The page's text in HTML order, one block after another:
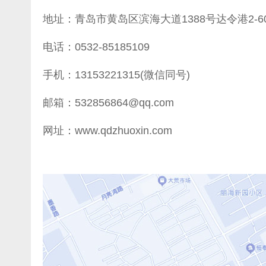
地址：青岛市黄岛区滨海大道1388号达令港2-
电话：0532-85185109
手机：13153221315(微信同号)
邮箱：532856864@qq.com
网址：www.qdzhuoxin.com